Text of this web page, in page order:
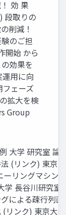
効 果
段取りの
削減！
のご担
開始 から
効果を
用に向
ェーズ
拡大を検
Group
大学 研究室 論
(リンク) 東
リングマシン
学 長谷川研究
による疎行列
(リンク) 東京